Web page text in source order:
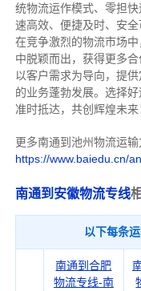
统物流运作模式、零担
速高效、便捷及时、安全
在竞争激烈的物流市场
中脱颖而出，获得更多合
以客户需求为导向，提
的业务蓬勃发展。选择
准时抵达，共创辉煌未来
更多南通到池州物流运
https://www.baiedu.cn/
南通到安徽物流专线
以下每条
南通到合肥
物流专线-南